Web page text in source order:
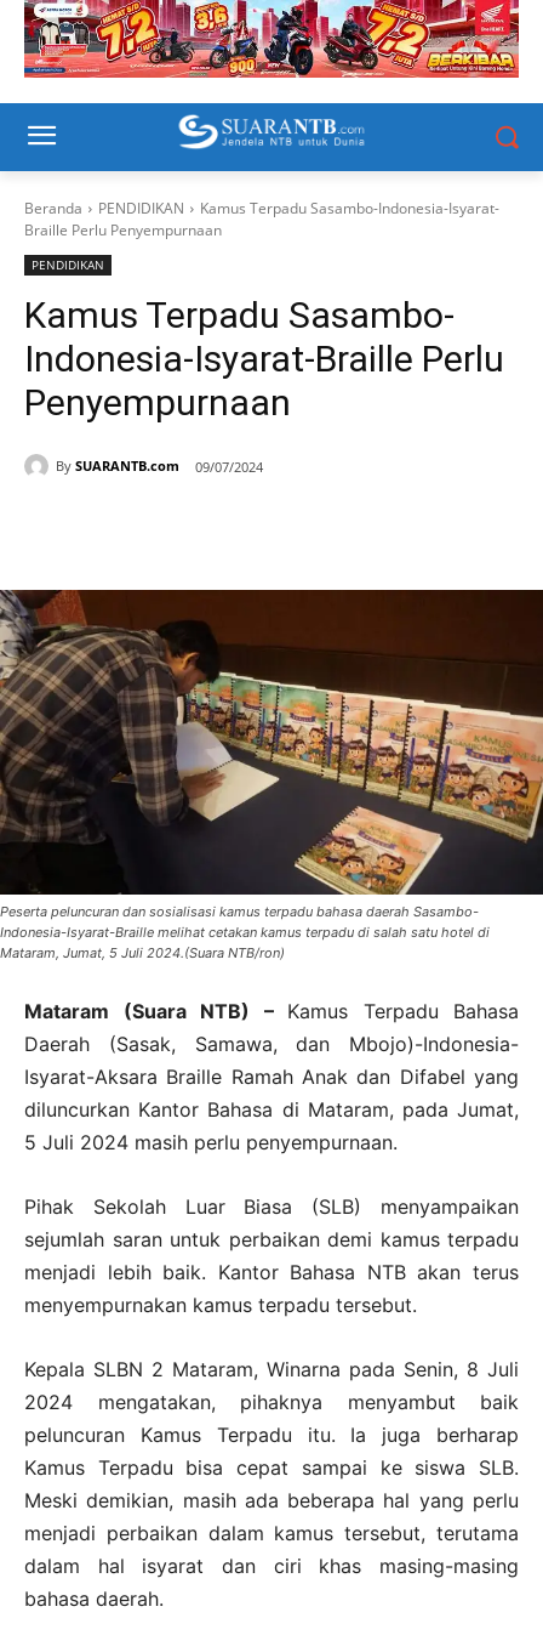
Beranda PENDIDIKAN
Kamus Terpadu Sasambo-Indonesia-Isyarat-
Braille Perlu Penyempurnaan
PENDIDIKAN
Kamus Terpadu Sasambo-
Indonesia-Isyarat-Braille Perlu
Penyempurnaan
By SUARANTB.com 09/07/2024
Peserta peluncuran dan sosialisasi kamus terpadu bahasa daerah Sasambo-
Indonesia-Isyarat-Braille melihat cetakan kamus terpadu di salah satu hotel di
Mataram, Jumat, 5 Juli 2024.(Suara NTB/ron)
Mataram (Suara NTB) – Kamus Terpadu Bahasa
Daerah (Sasak, Samawa, dan Mbojo)-Indonesia-
Isyarat-Aksara Braille Ramah Anak dan Difabel yang
diluncurkan Kantor Bahasa di Mataram, pada Jumat,
5 Juli 2024 masih perlu penyempurnaan.
Pihak Sekolah Luar Biasa (SLB) menyampaikan
sejumlah saran untuk perbaikan demi kamus terpadu
menjadi lebih baik. Kantor Bahasa NTB akan terus
menyempurnakan kamus terpadu tersebut.
Kepala SLBN 2 Mataram, Winarna pada Senin, 8 Juli
2024 mengatakan, pihaknya menyambut baik
peluncuran Kamus Terpadu itu. Ia juga berharap
Kamus Terpadu bisa cepat sampai ke siswa SLB.
Meski demikian, masih ada beberapa hal yang perlu
menjadi perbaikan dalam kamus tersebut, terutama
dalam hal isyarat dan ciri khas masing-masing
bahasa daerah.